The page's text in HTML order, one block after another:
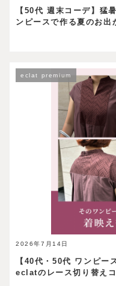
【50代 週末コーデ】猛
ンピースで作る夏のお
2026年7月14日
eclat premium
【40代・50代 ワンピー
eclatのレース切り替え